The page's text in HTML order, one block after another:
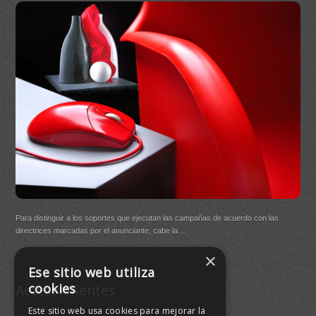
Para distinguir a los soportes que ejecutan las campañas de acuerdo con las
directrices marcadas por el anunciante, cabe la…
Acceso Clientes
×
Ese sitio web utiliza
cookies
Este sitio web usa cookies para mejorar la